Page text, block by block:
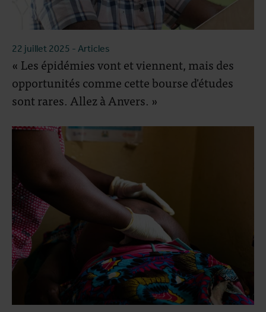
22 juillet 2025 - Articles
« Les épidémies vont et viennent, mais des
opportunités comme cette bourse d'études
sont rares. Allez à Anvers. »